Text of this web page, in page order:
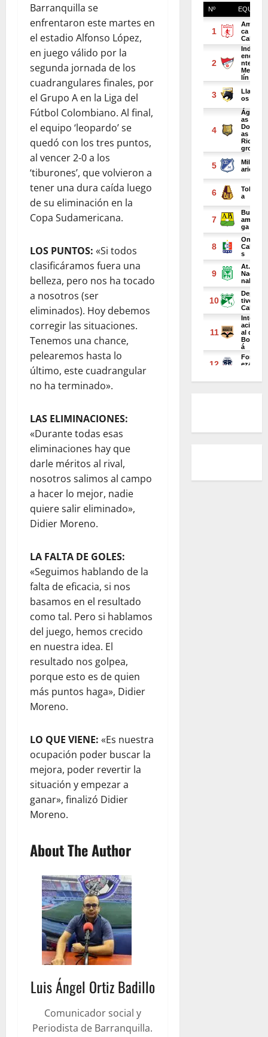
Barranquilla se
enfrentaron este martes en
el estadio Alfonso López,
en juego válido por la
segunda jornada de los
cuadrangulares finales, por
el Grupo A en la Liga del
Fútbol Colombiano. Al final,
el equipo ‘leopardo’ se
quedó con los tres puntos,
al vencer 2-0 a los
‘tiburones’, que volvieron a
tener una dura caída luego
de su eliminación en la
Copa Sudamericana.
LOS PUNTOS: «Si todos
clasificáramos fuera una
belleza, pero nos ha tocado
a nosotros (ser
eliminados). Hoy debemos
corregir las situaciones.
Tenemos una chance,
pelearemos hasta lo
último, este cuadrangular
no ha terminado».
LAS ELIMINACIONES:
«Durante todas esas
eliminaciones hay que
darle méritos al rival,
nosotros salimos al campo
a hacer lo mejor, nadie
quiere salir eliminado»,
Didier Moreno.
LA FALTA DE GOLES:
«Seguimos hablando de la
falta de eficacia, si nos
basamos en el resultado
como tal. Pero si hablamos
del juego, hemos crecido
en nuestra idea. El
resultado nos golpea,
porque esto es de quien
más puntos haga», Didier
Moreno.
LO QUE VIENE: «Es nuestra
ocupación poder buscar la
mejora, poder revertir la
situación y empezar a
ganar», finalizó Didier
Moreno.
About The Author
Luis Ángel Ortiz Badillo
Comunicador social y
Periodista de Barranquilla.